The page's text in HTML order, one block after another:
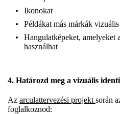
Ikonokat
Példákat más márkák
Hangulatképeket, amelyeket
használhat
4. Határozd meg a vizuális
Az arculattervezési projekt során
foglalkoznod: